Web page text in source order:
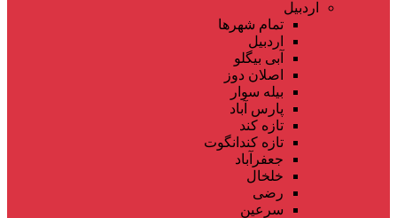
اردبیل
تمام شهر‌ها
اردبیل
آبی بیگلو
اصلان دوز
بیله سوار
پارس آباد
تازه کند
تازه کندانگوت
جعفرآباد
خلخال
رضی
سرعین